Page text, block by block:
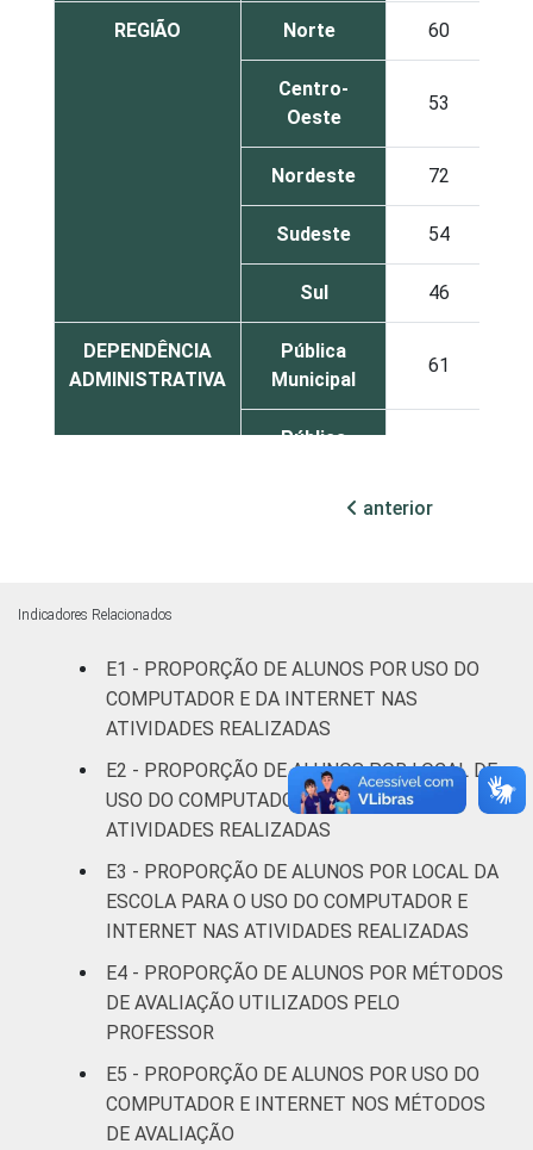
REGIÃO Norte 60
Centro-
Oeste
53
Nordeste 72
Sudeste 54
Sul 46
DEPENDÊNCIA
ADMINISTRATIVA
Pública
Municipal
61
Pública
SÉRIE
4ª série / 5º
ano do
Ensino
8ª série / 9º
ano do
Ensino
Fundamental
Ensino
Médio
55
¹ Base: 7674 alunos que participam de sites
de relacionamento. Respostas múltiplas e
estimuladas. Dados coletados entre
anterior
Indicadores Relacionados
E1 - PROPORÇÃO DE ALUNOS POR USO DO
COMPUTADOR E DA INTERNET NAS
ATIVIDADES REALIZADAS
E2 - PROPORÇÃO DE ALUNOS POR LOCAL DE
USO DO COMPUTADOR E INTERNET NAS
ATIVIDADES REALIZADAS
E3 - PROPORÇÃO DE ALUNOS POR LOCAL DA
ESCOLA PARA O USO DO COMPUTADOR E
INTERNET NAS ATIVIDADES REALIZADAS
E4 - PROPORÇÃO DE ALUNOS POR MÉTODOS
DE AVALIAÇÃO UTILIZADOS PELO
PROFESSOR
E5 - PROPORÇÃO DE ALUNOS POR USO DO
COMPUTADOR E INTERNET NOS MÉTODOS
DE AVALIAÇÃO